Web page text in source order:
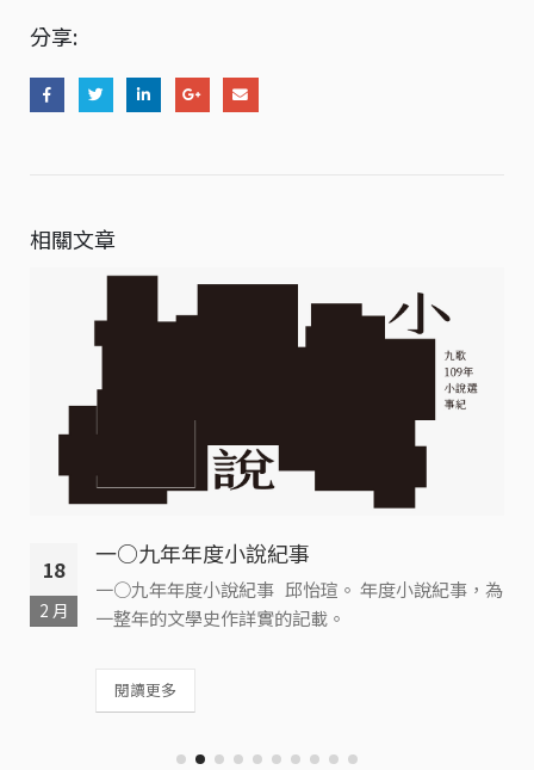
分享:
相關文章
18
2 月
一○九年年度小說紀事
一○九年年度小說紀事 邱怡瑄。 年度小說紀事，為
一整年的文學史作詳實的記載。
閱讀更多